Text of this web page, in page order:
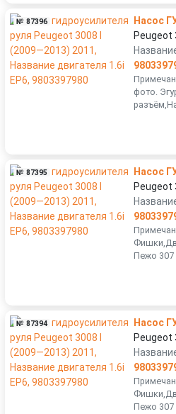
№ 87396
Насос
Peugeot
фото.
№ 87395
Насос
Peugeot
Пежо 307
№ 87394
Насос
Peugeot
Пежо 307